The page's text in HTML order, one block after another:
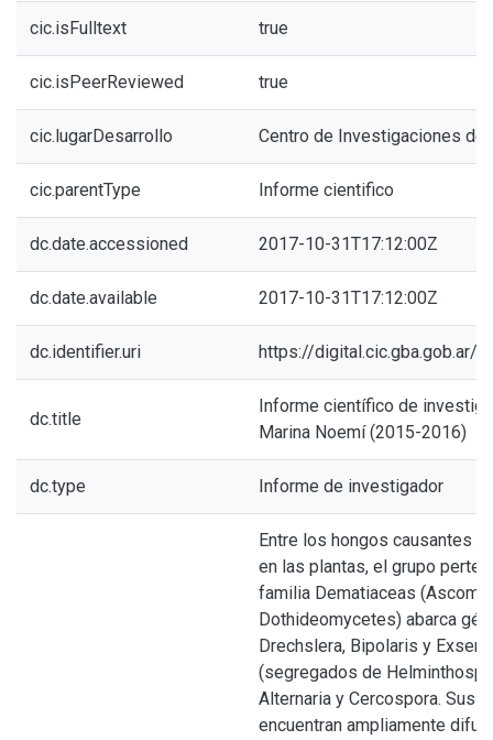
cic.isFulltext true
cic.isPeerReviewed true
cic.lugarDesarrollo Centro de Investigaciones de
cic.parentType Informe cientifico
dc.date.accessioned 2017-10-31T17:12:00Z
dc.date.available 2017-10-31T17:12:00Z
dc.identifier.uri https://digital.cic.gba.gob.ar/
dc.title
Informe científico de
Marina Noemí (2015-2016)
dc.type Informe de investigador
Entre los hongos causantes
en las plantas, el grupo
familia Dematiaceas
Dothideomycetes) abarca
Drechslera, Bipolaris y
(segregados de
Alternaria y Cercospora. Sus
encuentran ampliamente